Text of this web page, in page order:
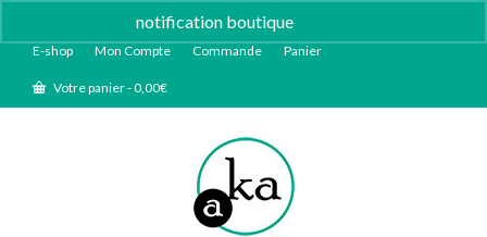
notification boutique
E-shop Mon Compte Commande Panier
Votre panier-0,00€